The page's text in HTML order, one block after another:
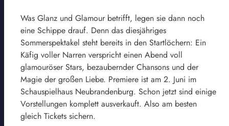
Was Glanz und Glamour betrifft, legen sie dann noch
eine Schippe drauf. Denn das diesjähriges
Sommerspektakel steht bereits in den Startlöchern: Ein
Käfig voller Narren verspricht einen Abend voll
glamouröser Stars, bezaubernder Chansons und der
Magie der großen Liebe. Premiere ist am 2. Juni im
Schauspielhaus Neubrandenburg. Schon jetzt sind einige
Vorstellungen komplett ausverkauft. Also am besten
gleich Tickets sichern.